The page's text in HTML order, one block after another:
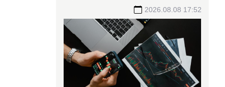
2026.08.08 17:52